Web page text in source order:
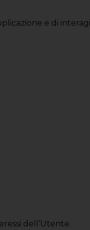
e di
dell’Utente.